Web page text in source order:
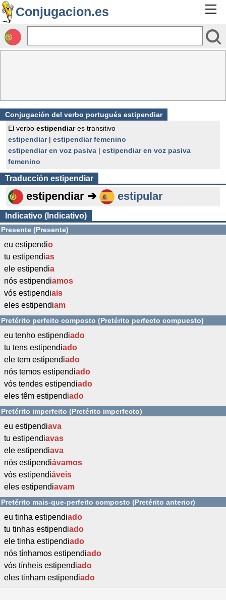
Conjugacion.es
Conjugación del verbo portugués estipendiar
El verbo estipendiares transitivo
estipendiar| estipendiar femenino
estipendiar en voz pasiva | estipendiar en voz pasiva
femenino
Traducción estipendiar
estipendiar ➔ estipular
Indicativo (Indicativo)
Presente (Presente)
eu estipendio
tu estipendias
ele estipendia
nós estipendiamos
vós estipendiais
eles estipendiam
Pretérito perfeito composto (Pretérito perfecto compuesto)
eu tenho estipendiado
tu tens estipendiado
ele tem estipendiado
nós temos estipendiado
vós tendes estipendiado
eles têm estipendiado
Pretérito imperfeito (Pretérito imperfecto)
eu estipendiava
tu estipendiavas
ele estipendiava
nós estipendiávamos
vós estipendiáveis
eles estipendiavam
Pretérito mais-que-perfeito composto (Pretérito anterior)
eu tinha estipendiado
tu tinhas estipendiado
ele tinha estipendiado
nós tínhamos estipendiado
vós tínheis estipendiado
eles tinham estipendiado